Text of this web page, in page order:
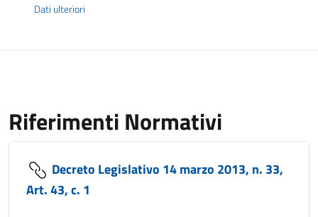
Dati ulteriori
Riferimenti Normativi
Decreto Legislativo 14 marzo 2013, n. 33,
Art. 43, c. 1